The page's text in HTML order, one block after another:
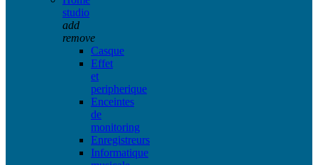
studio
add
remove
Casque
Effet
et
peripherique
Enceintes
de
monitoring
Enregistreurs
Informatique